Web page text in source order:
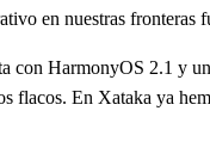
en nuestras fronteras
HarmonyOS 2.1 y
flacos. En Xataka ya